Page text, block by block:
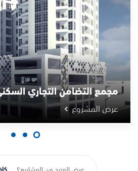
مجمع التضامن التجاري
عرض المشروع
عرض المزيد من المشاريع؟